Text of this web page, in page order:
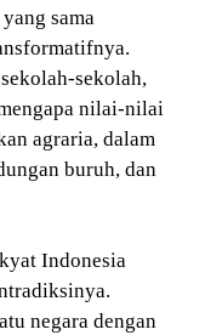
sama
sekolah,
nilai-nilai
agraria, dalam
buruh, dan
Indonesia
negara dengan